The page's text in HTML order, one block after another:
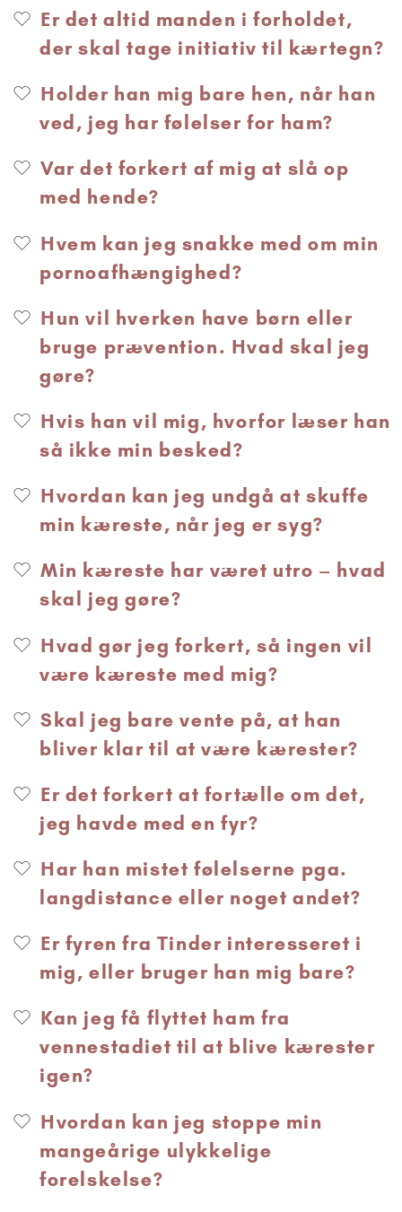
Er det altid manden i forholdet,
der skal tage initiativ til kærtegn?
Holder han mig bare hen, når han
ved, jeg har følelser for ham?
Var det forkert af mig at slå op
med hende?
Hvem kan jeg snakke med om min
pornoafhængighed?
Hun vil hverken have børn eller
bruge prævention. Hvad skal jeg
gøre?
Hvis han vil mig, hvorfor læser han
så ikke min besked?
Hvordan kan jeg undgå at skuffe
min kæreste, når jeg er syg?
Min kæreste har været utro – hvad
skal jeg gøre?
Hvad gør jeg forkert, så ingen vil
være kæreste med mig?
Skal jeg bare vente på, at han
bliver klar til at være kærester?
Er det forkert at fortælle om det,
jeg havde med en fyr?
Har han mistet følelserne pga.
langdistance eller noget andet?
Er fyren fra Tinder interesseret i
mig, eller bruger han mig bare?
Kan jeg få flyttet ham fra
vennestadiet til at blive kærester
igen?
Hvordan kan jeg stoppe min
mangeårige ulykkelige
forelskelse?